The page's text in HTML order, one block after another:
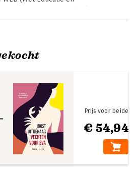
is zij werkzaam als adviseur bij
€ 54,94
Prijs voor beide